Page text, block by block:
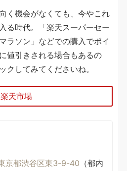
く機会がなくても、今やこれ
る時代。「楽天スーパーセー
ラソン」などでの購入でポイ
値引きされる場合もあるの
クしてみてくださいね。
楽天市場
京都渋谷区東3-9-40 （都内